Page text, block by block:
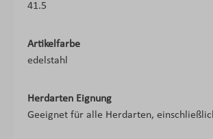
41.5
Artikelfarbe
edelstahl
Herdarten Eignung
Geeignet für alle Herdarten,